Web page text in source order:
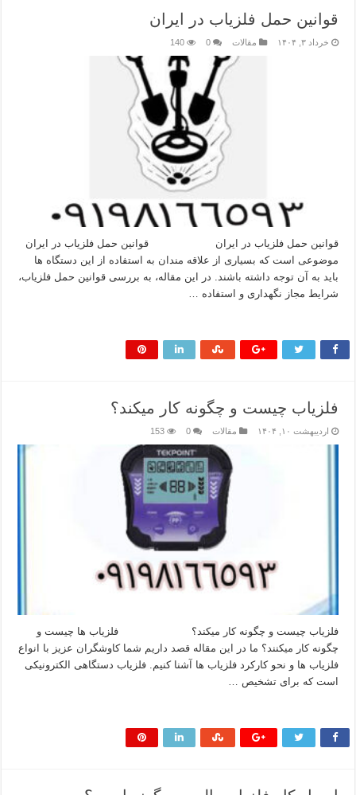
قوانین حمل فلزیاب در ایران
خرداد ۳, ۱۴۰۴ مقالات 0
140
قوانین حمل فلزیاب در ایران قوانین حمل فلزیاب در ایران
موضوعی است که بسیاری از علاقه‌ مندان به استفاده از این دستگاه‌ ها
باید به آن توجه داشته باشند. در این مقاله، به بررسی قوانین حمل فلزیاب،
شرایط مجاز نگهداری و استفاده …
فلزیاب چیست و چگونه کار میکند؟
اردیبهشت ۱۰, ۱۴۰۴ مقالات 0
153
فلزیاب چیست و چگونه کار میکند؟ فلزیاب ها چیست و
چگونه کار میکنند؟ ما در این مقاله قصد داریم شما کاوشگران عزیز با انواع
فلزیاب ها و نحو کارکرد فلزیاب ها آشنا کنیم. فلزیاب دستگاهی الکترونیکی
است که برای تشخیص …